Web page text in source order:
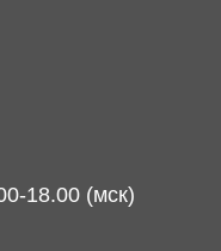
18.00 (мск)